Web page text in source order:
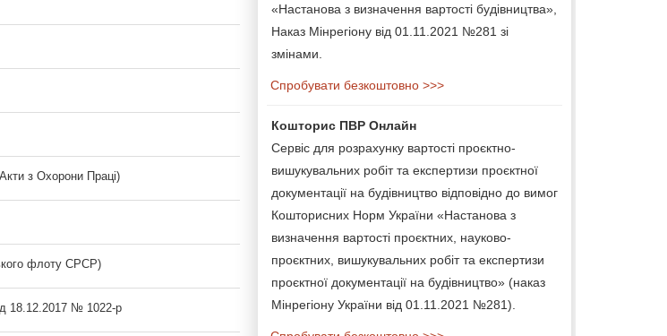
з Охорони Праці)
флоту СРСР)
18.12.2017 № 1022-р
«Настанова з визначення вартості будівництва»,
Наказ Мінрегіону від 01.11.2021 №281 зі
змінами.
Спробувати безкоштовно >>>
Кошторис ПВР Онлайн
Сервіс для розрахунку вартості проєктно-
вишукувальних робіт та експертизи проєктної
документації на будівництво відповідно до вимог
Кошторисних Норм України «Настанова з
визначення вартості проєктних, науково-
проєктних, вишукувальних робіт та експертизи
проєктної документації на будівництво» (наказ
Мінрегіону України від 01.11.2021 №281).